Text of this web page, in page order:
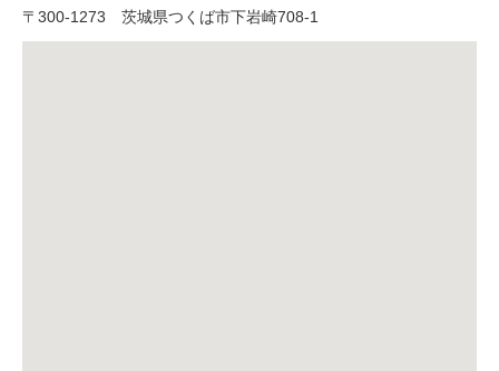
〒 300-1273 茨城県つくば市下岩崎708-1